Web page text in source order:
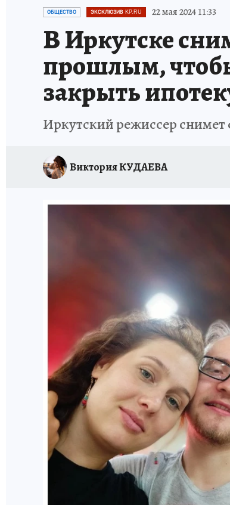
ПРОИСШЕСТВИЯ АФИША
ОБЩЕСТВО ЭКСКЛЮЗИВ KP.RU 22 мая 2024 11:33
В Иркутске
прошлым,
закрыть
Иркутский режиссер снимет
Виктория КУДАЕВА